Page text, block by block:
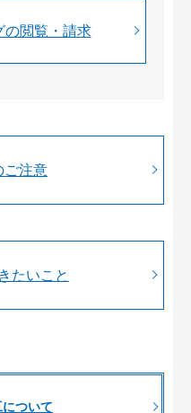
の閲覧・請求
ご注意
たいこと
ついて